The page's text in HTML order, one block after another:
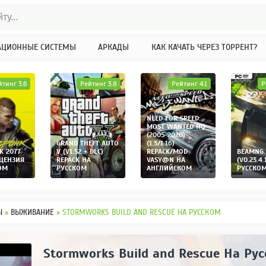
СИСТЕМЫ АРКАДЫ КАК КАЧАТЬ ЧЕРЕЗ ТОРРЕНТ?
2077
3.6
GRAND THEFT AUTO
V (V1.52 + DLC)
REPACK НА
РУССКОМ
Рейтинг 3.8
NEED FOR SPEED:
MOST WANTED HQ
(2005-2020)
(1.3/1.16)
REPACK/MOD
VASY@N НА
АНГЛИЙСКОМ
Рейтинг 4.1
» ВЫЖИВАНИЕ» STORMWORKS BUILD AND RESCUE НА РУССКОМ
Stormworks Build and Rescue На